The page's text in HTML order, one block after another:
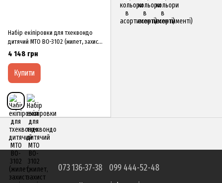
Набір екіпіровки для тхеквондо
дитячий MTO BO-3102 (жилет, захист
гомілки та передпліччя, шолом,
пахва, кольори в асортименті)
4 148 грн
Купити
073 136-37-38 099 444-52-48